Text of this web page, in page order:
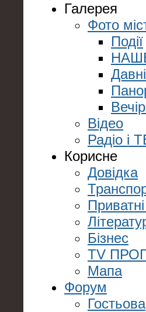
Галерея
Фото
Події
Відео
Радіо і
Корисне
Довідка
Бізнес
TV
Мапа
Форум
Гостьова